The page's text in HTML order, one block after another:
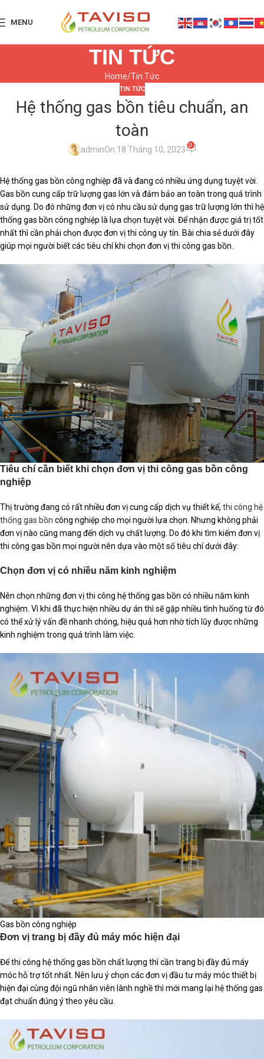
MENU
TIN TỨC
Home Tin Tức
TIN TỨC
Hệ thống gas bồn tiêu chuẩn, an
toàn
adminOn 18 Tháng 10, 2023 0
Hệ thống gas bồn công nghiệp đã và đang có nhiều ứng dụng tuyệt vời.
Gas bồn cung cấp trữ lượng gas lớn và đảm bảo an toàn trong quá trình
sử dụng. Do đó những đơn vị có nhu cầu sử dụng gas trữ lượng lớn thì hệ
thống gas bồn công nghiệp là lựa chọn tuyệt vời. Để nhận được giá trị tốt
nhất thì cần phải chọn được đơn vị thi công uy tín. Bài chia sẻ dưới đây
giúp mọi người biết các tiêu chí khi chọn đơn vị thi công gas bồn.
Tiêu chí cần biết khi chọn đơn vị thi công gas bồn công
nghiệp
Thị trường đang có rất nhiều đơn vị cung cấp dịch vụ thiết kế, thi công hệ
thống gas bồn công nghiệp cho mọi người lựa chọn. Nhưng không phải
đơn vị nào cũng mang đến dịch vụ chất lượng. Do đó khi tìm kiếm đơn vị
thi công gas bồn mọi người nên dựa vào một số tiêu chí dưới đây:
Chọn đơn vị có nhiều năm kinh nghiệm
Nên chọn những đơn vị thi công hệ thống gas bồn có nhiều năm kinh
nghiệm. Vì khi đã thực hiện nhiều dự án thì sẽ gặp nhiều tình huống từ đó
có thể xử lý vấn đề nhanh chóng, hiệu quả hơn nhờ tích lũy được những
kinh nghiệm trong quá trình làm việc.
Gas bồn công nghiệp
Đơn vị trang bị đầy đủ máy móc hiện đại
Để thi công hệ thống gas bồn chất lượng thì cần trang bị đầy đủ máy
móc hỗ trợ tốt nhất. Nên lưu ý chọn các đơn vị đầu tư máy móc thiết bị
hiện đại cùng đội ngũ nhân viên lành nghề thì mới mang lại hệ thống gas
đạt chuẩn đúng ý theo yêu cầu.